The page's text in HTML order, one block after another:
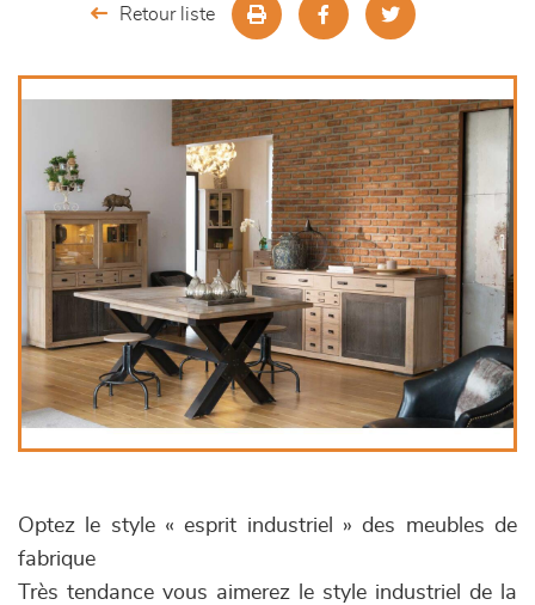
décoration
Retour liste
Optez le style « esprit industriel » des meubles de
fabrique
Très tendance vous aimerez le style industriel de la